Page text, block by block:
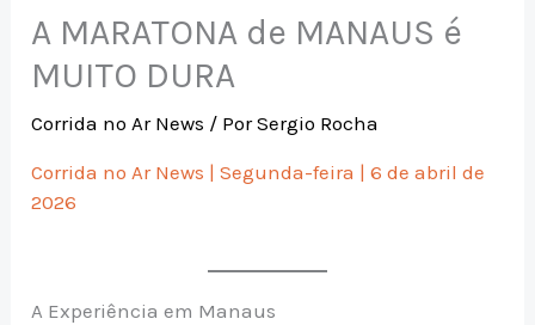
A MARATONA de MANAUS é
MUITO DURA
Corrida no Ar News / PorSergio Rocha
Corrida no Ar News | Segunda-feira | 6 de abril de
2026
A Experiência em Manaus